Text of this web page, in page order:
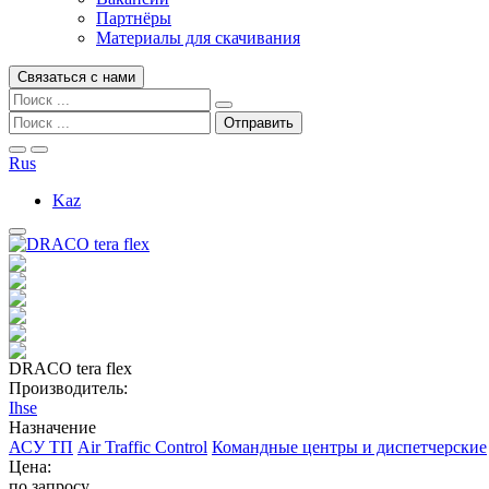
Партнёры
Материалы для скачивания
Связаться с нами
Rus
Kaz
DRACO tera flex
Производитель:
Ihse
Назначение
АСУ ТП Air Traffic Control Командные центры и диспетчерские
Цена: